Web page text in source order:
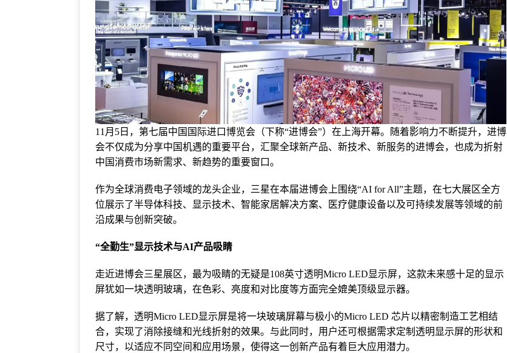
11月5日，第七届中国国际进口博览会（下称“进博会”）在上海开幕。随着影响力不断提升，进博
会不仅成为分享中国机遇的重要平台，汇聚全球新产品、新技术、新服务的进博会，也成为折射
中国消费市场新需求、新趋势的重要窗口。
作为全球消费电子领域的龙头企业，三星在本届进博会上围绕“AI for All”主题，在七大展区全方
位展示了半导体科技、显示技术、智能家居解决方案、医疗健康设备以及可持续发展等领域的前
沿成果与创新突破。
“全勤生”显示技术与AI产品吸睛
走近进博会三星展区，最为吸睛的无疑是108英寸透明Micro LED显示屏，这款未来感十足的显示
屏犹如一块透明玻璃，在色彩、亮度和对比度等方面完全媲美顶级显示器。
据了解，透明Micro LED显示屏是将一块玻璃屏幕与极小的Micro LED 芯片以精密制造工艺相结
合，实现了消除接缝和光线折射的效果。与此同时，用户还可根据需求定制透明显示屏的形状和
尺寸，以适应不同空间和应用场景，使得这一创新产品有着巨大应用潜力。